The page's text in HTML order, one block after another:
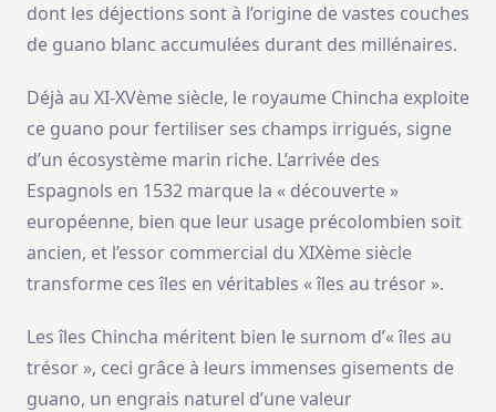
dont les déjections sont à l’origine de vastes couches
de guano blanc accumulées durant des millénaires.
Déjà au XI-XVème siècle, le royaume Chincha exploite
ce guano pour fertiliser ses champs irrigués, signe
d’un écosystème marin riche. L’arrivée des
Espagnols en 1532 marque la « découverte »
européenne, bien que leur usage précolombien soit
ancien, et l’essor commercial du XIXème siècle
transforme ces îles en véritables « îles au trésor ».
Les îles Chincha méritent bien le surnom d’« îles au
trésor », ceci grâce à leurs immenses gisements de
guano, un engrais naturel d’une valeur